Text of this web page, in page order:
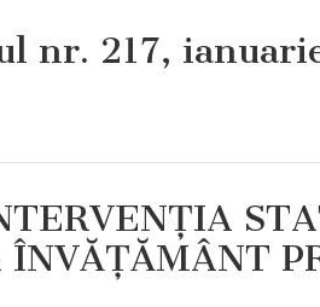
nr. 217,
ÎNVĂŢĂMÂNT